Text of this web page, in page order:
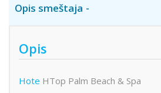
Opis smeštaja
Opis
Hote HTop Palm Beach & Spa